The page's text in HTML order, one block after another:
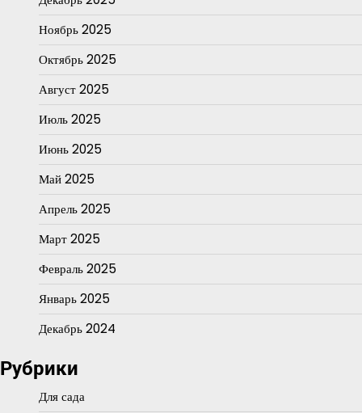
Ноябрь 2025
Октябрь 2025
Август 2025
Июль 2025
Июнь 2025
Май 2025
Апрель 2025
Март 2025
Февраль 2025
Январь 2025
Декабрь 2024
Рубрики
Для сада